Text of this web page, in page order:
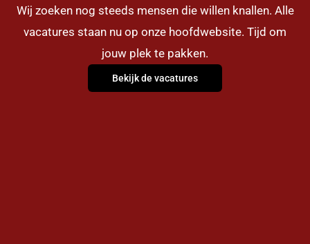
Wij zoeken nog steeds mensen die willen knallen. Alle
vacatures staan nu op onze hoofdwebsite. Tijd om
jouw plek te pakken.
Bekijk de vacatures